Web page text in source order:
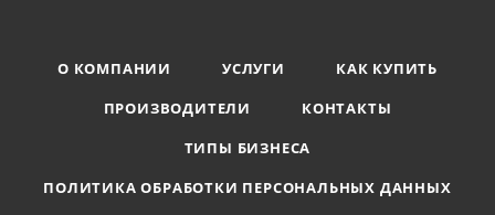
О КОМПАНИИ УСЛУГИ
КАК КУПИТЬ
ПРОИЗВОДИТЕЛИ
КОНТАКТЫ
ТИПЫ БИЗНЕСА
ПОЛИТИКА ОБРАБОТКИ ПЕРСОНАЛЬНЫХ ДАННЫХ